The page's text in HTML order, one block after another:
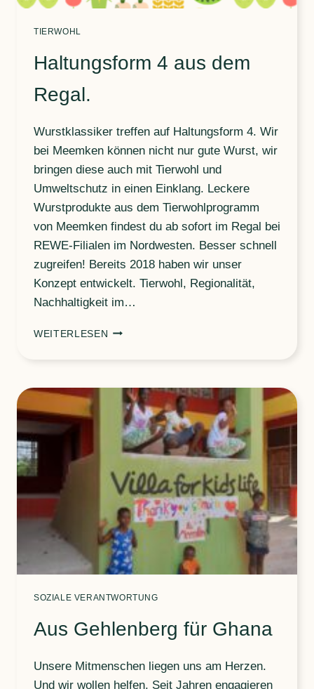
TIERWOHL
Haltungsform 4 aus dem
Regal.
Wurstklassiker treffen auf Haltungsform 4. Wir
bei Meemken können nicht nur gute Wurst, wir
bringen diese auch mit Tierwohl und
Umweltschutz in einen Einklang. Leckere
Wurstprodukte aus dem Tierwohlprogramm
von Meemken findest du ab sofort im Regal bei
REWE-Filialen im Nordwesten. Besser schnell
zugreifen! Bereits 2018 haben wir unser
Konzept entwickelt. Tierwohl, Regionalität,
Nachhaltigkeit im…
WEITERLESEN HALTUNGSFORM
REGAL.
SOZIALE VERANTWORTUNG
Aus Gehlenberg für Ghana
Unsere Mitmenschen liegen uns am Herzen.
Und wir wollen helfen. Seit Jahren engagieren